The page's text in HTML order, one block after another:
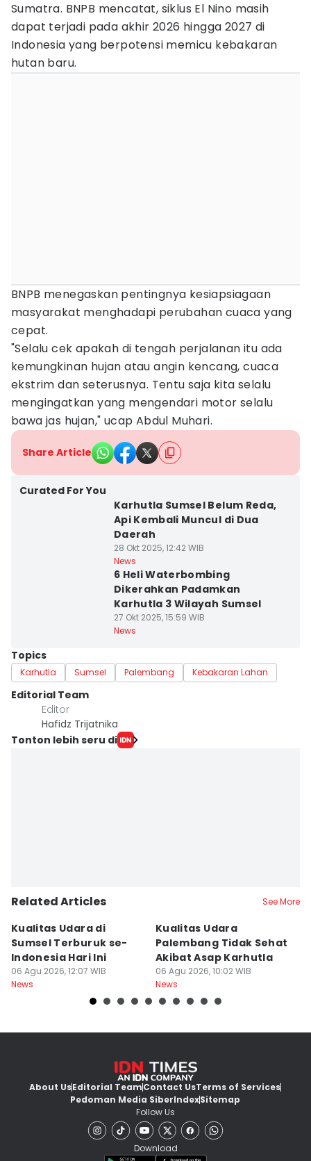
Sumatra. BNPB mencatat, siklus El Nino masih
dapat terjadi pada akhir 2026 hingga 2027 di
Indonesia yang berpotensi memicu kebakaran
hutan baru.
BNPB menegaskan pentingnya kesiapsiagaan
masyarakat menghadapi perubahan cuaca yang
cepat.
"Selalu cek apakah di tengah perjalanan itu ada
kemungkinan hujan atau angin kencang, cuaca
ekstrim dan seterusnya. Tentu saja kita selalu
mengingatkan yang mengendari motor selalu
bawa jas hujan," ucap Abdul Muhari.
Share Article
Curated For You
Karhutla Sumsel Belum Reda,
Api Kembali Muncul di Dua
Daerah
28 Okt 2025, 12:42 WIB
News
6 Heli Waterbombing
Dikerahkan Padamkan
Karhutla 3 Wilayah Sumsel
27 Okt 2025, 15:59 WIB
News
Topics
Karhutla Sumsel Palembang Kebakaran Lahan
Editorial Team
Editor
Hafidz Trijatnika
Tonton lebih seru di
Related Articles See More
Kualitas Udara di
Sumsel Terburuk se-
Indonesia Hari Ini
06 Agu 2026, 12:07 WIB
News
Kualitas Udara
Palembang Tidak Sehat
Akibat Asap Karhutla
06 Agu 2026, 10:02 WIB
News
About UsEditorial TeamContact UsTerms of Services
Pedoman Media SiberIndexSitemap
Follow Us
Download